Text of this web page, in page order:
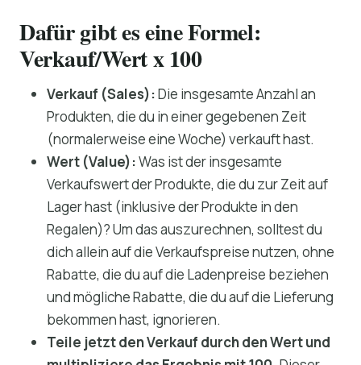
Dafür gibt es eine Formel:
Verkauf/Wert x 100
Verkauf (Sales):Die insgesamte Anzahl an
Produkten, die du in einer gegebenen Zeit
(normalerweise eine Woche) verkauft hast.
Wert (Value):Was ist der insgesamte
Verkaufswert der Produkte, die du zur Zeit auf
Lager hast (inklusive der Produkte in den
Regalen)? Um das auszurechnen, solltest du
dich allein auf die Verkaufspreise nutzen, ohne
Rabatte, die du auf die Ladenpreise beziehen
und mögliche Rabatte, die du auf die Lieferung
bekommen hast, ignorieren.
Teile jetzt den Verkauf durch den Wert und